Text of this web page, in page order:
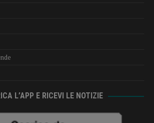
L’APP E RICEVI LE NOTIZIE